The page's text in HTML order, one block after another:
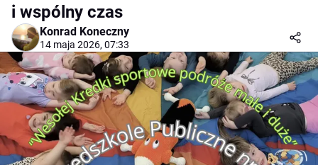
i wspólny czas
Konrad Koneczny
14 maja 2026, 07:33